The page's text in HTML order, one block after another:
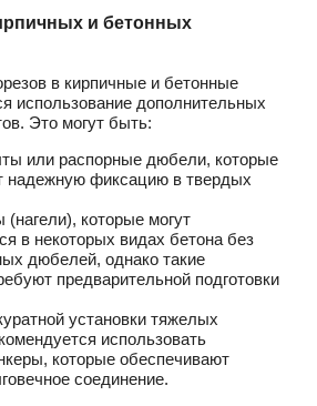
и бетонных
в кирпичные и бетонные
использование дополнительных
Это могут быть:
или распорные дюбели, которые
надежную фиксацию в твердых
которые могут
в некоторых видах бетона без
дюбелей, однако такие
предварительной подготовки
установки тяжелых
использовать
которые обеспечивают
соединение.